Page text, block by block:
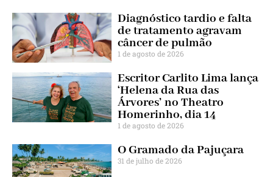
Diagnóstico tardio e falta
de tratamento agravam
câncer de pulmão
1 de agosto de 2026
Escritor Carlito Lima lança
‘Helena da Rua das
Árvores’ no Theatro
Homerinho, dia 14
1 de agosto de 2026
O Gramado da Pajuçara
31 de julho de 2026